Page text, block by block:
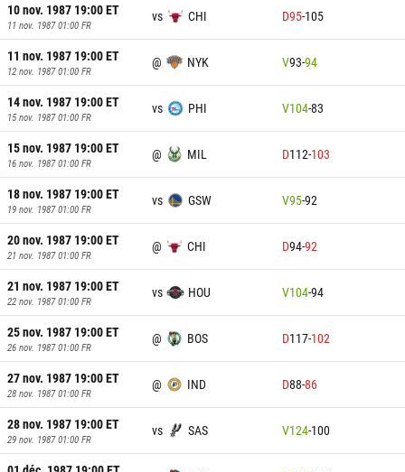
10 nov. 1987 19:00ET
11 nov. 1987 01:00 FR
vs CHI D95-105
11 nov. 1987 19:00ET
12 nov. 1987 01:00 FR
@ NYK V93-94
14 nov. 1987 19:00ET
15 nov. 1987 01:00 FR
vs PHI V104-83
15 nov. 1987 19:00ET
16 nov. 1987 01:00 FR
@ MIL D112-103
18 nov. 1987 19:00ET
19 nov. 1987 01:00 FR
vs GSW V95-92
20 nov. 1987 19:00ET
21 nov. 1987 01:00 FR
@ CHI D94-92
21 nov. 1987 19:00ET
22 nov. 1987 01:00 FR
vs HOU V104-94
25 nov. 1987 19:00ET
26 nov. 1987 01:00 FR
@ BOS D117-102
27 nov. 1987 19:00ET
28 nov. 1987 01:00 FR
@ IND D88-86
28 nov. 1987 19:00ET
29 nov. 1987 01:00 FR
vs SAS V124-100